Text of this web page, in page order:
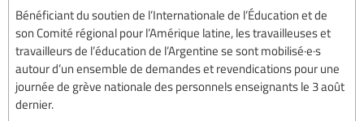
Bénéficiant du soutien de l’Internationale de l’Éducation et de
son Comité régional pour l’Amérique latine, les travailleuses et
travailleurs de l’éducation de l’Argentine se sont mobilisé·e·s
autour d’un ensemble de demandes et revendications pour une
journée de grève nationale des personnels enseignants le 3 août
dernier.